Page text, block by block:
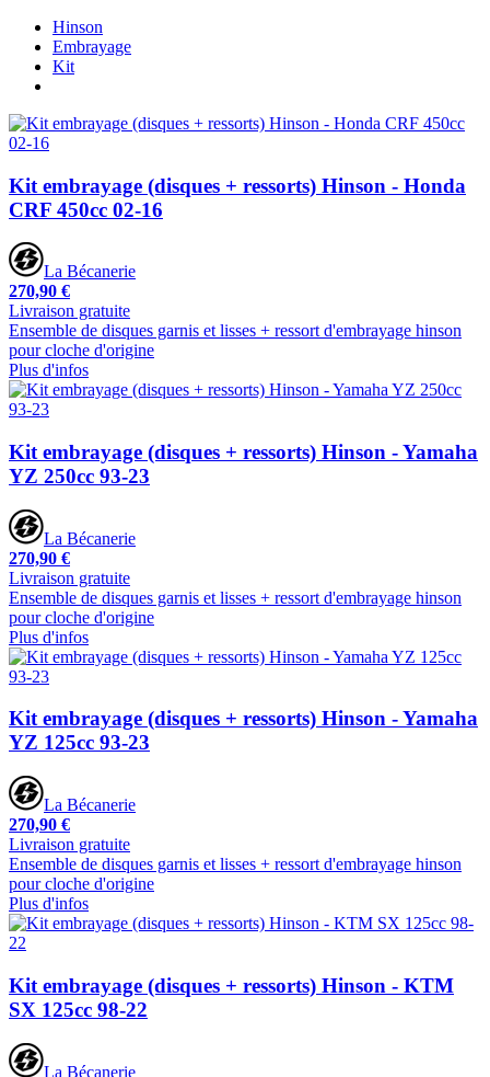
Hinson
Embrayage
Kit
Kit embrayage (disques + ressorts) Hinson - Honda
CRF 450cc 02-16
La Bécanerie
270,90 €
Livraison gratuite
Ensemble de disques garnis et lisses + ressort d'embrayage hinson
pour cloche d'origine
Plus d'infos
Kit embrayage (disques + ressorts) Hinson - Yamaha
YZ 250cc 93-23
La Bécanerie
270,90 €
Livraison gratuite
Ensemble de disques garnis et lisses + ressort d'embrayage hinson
pour cloche d'origine
Plus d'infos
Kit embrayage (disques + ressorts) Hinson - Yamaha
YZ 125cc 93-23
La Bécanerie
270,90 €
Livraison gratuite
Ensemble de disques garnis et lisses + ressort d'embrayage hinson
pour cloche d'origine
Plus d'infos
Kit embrayage (disques + ressorts) Hinson - KTM
SX 125cc 98-22
La Bécanerie